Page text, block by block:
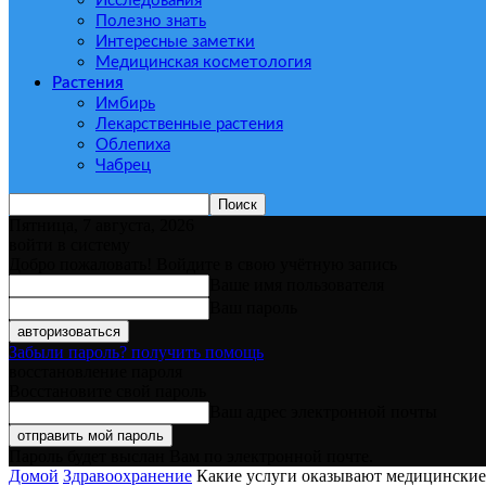
Полезно знать
Интересные заметки
Медицинская косметология
Растения
Имбирь
Лекарственные растения
Облепиха
Чабрец
Забыли пароль? получить помощь
Домой Здравоохранение Какие услуги оказывают